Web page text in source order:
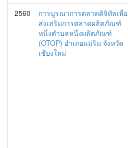
2560
การบูรณาการตลาดดิจิทัลเพื่อ
ส่งเสริมการตลาดผลิตภัณฑ์
หนึ่งตำบลหนึ่งผลิตภัณฑ์
(OTOP) อำเภอแม่ริม จังหวัด
เชียงใหม่